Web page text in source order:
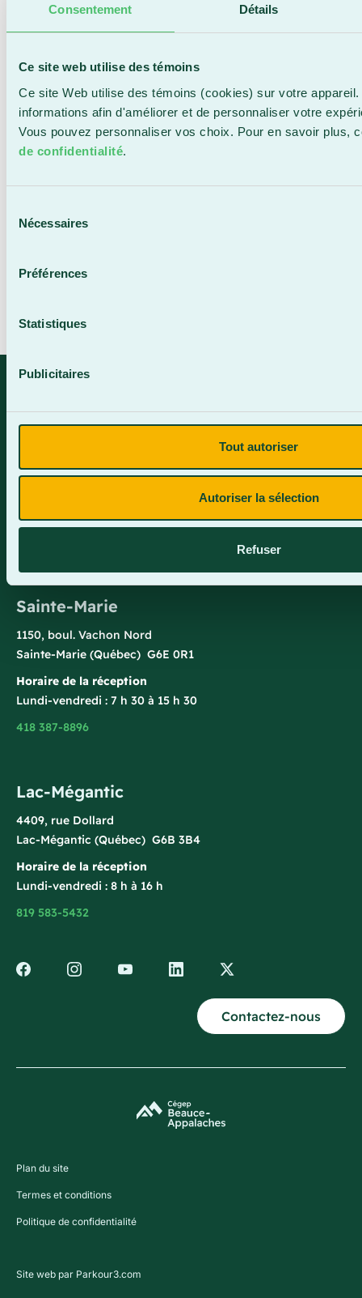
Consentement Détails
Ce site web utilise des témoins
Ce site Web utilise des témoins (cookies) sur votre
informations afin d'améliorer et de personnaliser votre
Vous pouvez personnaliser vos choix. Pour en savoir plus,
de confidentialité.
Nécessaires
Préférences
Statistiques
Publicitaires
Tout autoriser
Autoriser la sélection
Refuser
1055, 116 Rue
Horaire de la réception
418 228-8896
Sainte-Marie
1150, boul. Vachon Nord
Sainte-Marie (Québec) G6E 0R1
Horaire de la réception
Lundi-vendredi : 7 h 30 à 15 h 30
418 387-8896
Lac-Mégantic
4409, rue Dollard
Lac-Mégantic (Québec) G6B 3B4
Horaire de la réception
Lundi-vendredi : 8 h à 16 h
819 583-5432
Contactez-nous
Plan du site
Termes et conditions
Politique de confidentialité
Site web par Parkour3.com